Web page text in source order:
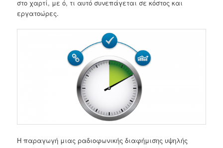
στο χαρτί, με ό, τι αυτό συνεπάγεται σε κόστος και
εργατοώρες.
Η παραγωγή μιας ραδιοφωνικής διαφήμισης υψηλής